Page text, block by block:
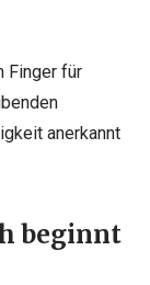
Finger für
anerkannt
beginnt